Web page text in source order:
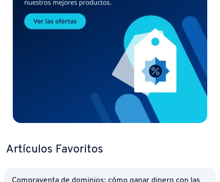
Artículos Favoritos